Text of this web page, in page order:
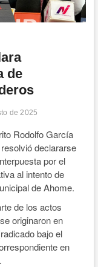
de
de 2025
Rodolfo García
declararse
por el
al intento de
de Ahome.
de los actos
originaron en
bajo el
en